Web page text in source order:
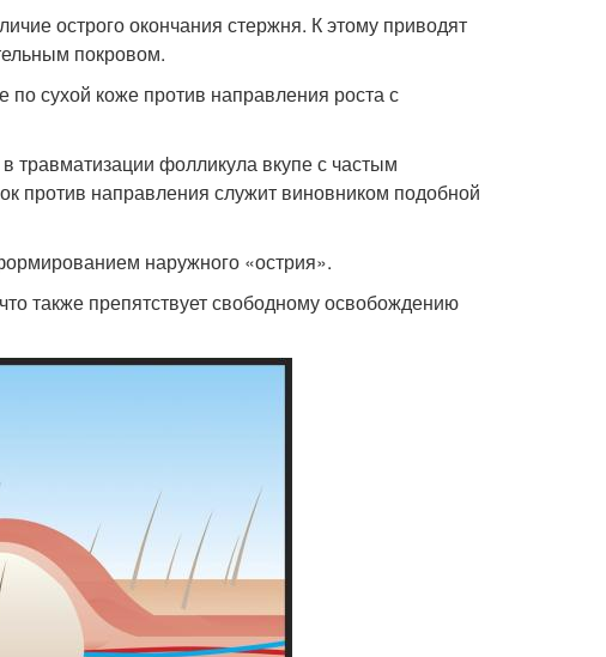
острого окончания стержня. К этому приводят
покровом.
по сухой коже против направления роста с
травматизации фолликула вкупе с частым
против направления служит виновником подобной
наружного «острия».
также препятствует свободному освобождению